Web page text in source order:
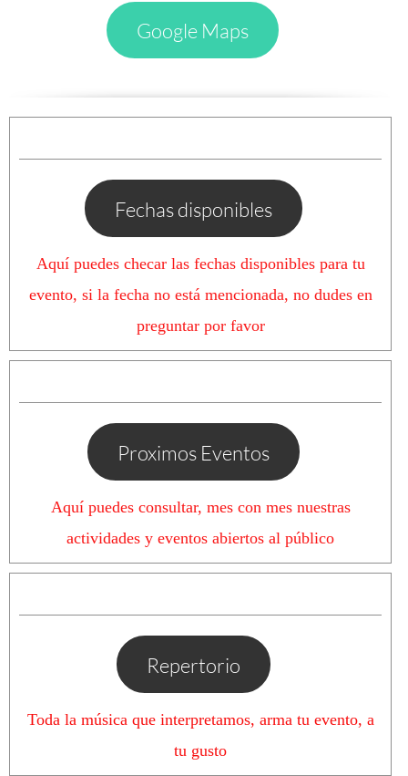
Google Maps
Fechas disponibles
Aquí puedes checar las fechas disponibles para tu
evento, si la fecha no está mencionada, no dudes en
preguntar por favor
Proximos Eventos
Aquí puedes consultar, mes con mes nuestras
actividades y eventos abiertos al público
Repertorio
Toda la música que interpretamos, arma tu evento, a
tu gusto